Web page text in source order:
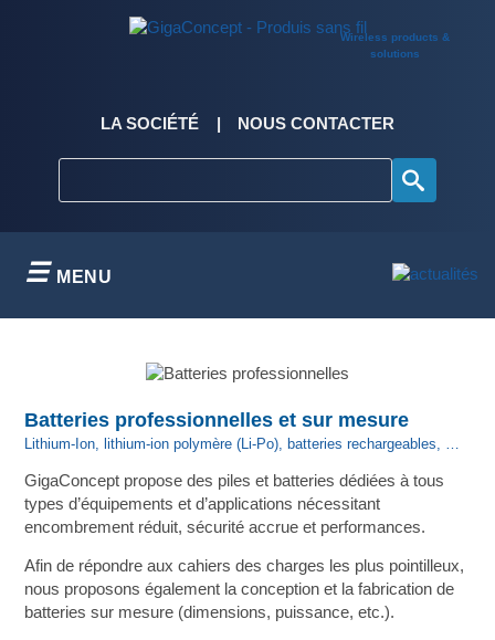
Wireless products &
solutions
LA SOCIÉTÉ NOUS CONTACTER
MENU
Batteries professionnelles et sur mesure
Lithium-Ion, lithium-ion polymère (Li-Po), batteries rechargeables, …
GigaConcept propose des piles et batteries dédiées à tous
types d’équipements et d’applications nécessitant
encombrement réduit, sécurité accrue et performances.
Afin de répondre aux cahiers des charges les plus pointilleux,
nous proposons également la conception et la fabrication de
batteries sur mesure (dimensions, puissance, etc.).